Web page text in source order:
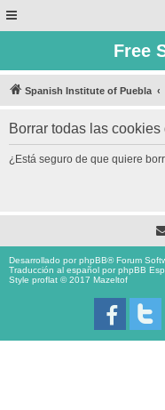
Free
Spanish Institute of Puebla
Borrar todas las
¿Está seguro de que quiere
Desarrollado porphpBB® Forum
Traducción al español porphpBB
Style proflat © 2017 Mazeltof